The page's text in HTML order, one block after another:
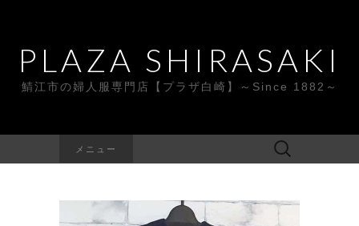
PLAZA SHIRASAKI
鯖江市の婦人服専門店【プラザ白崎】～Since 1882～
メニュー
検
索: